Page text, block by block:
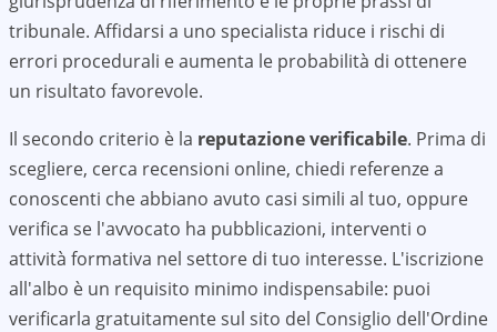
tribunale. Affidarsi a uno specialista riduce i rischi di
errori procedurali e aumenta le probabilità di ottenere
un risultato favorevole.
Il secondo criterio è la reputazione verificabile. Prima di
scegliere, cerca recensioni online, chiedi referenze a
conoscenti che abbiano avuto casi simili al tuo, oppure
verifica se l'avvocato ha pubblicazioni, interventi o
attività formativa nel settore di tuo interesse. L'iscrizione
all'albo è un requisito minimo indispensabile: puoi
verificarla gratuitamente sul sito del Consiglio dell'Ordine